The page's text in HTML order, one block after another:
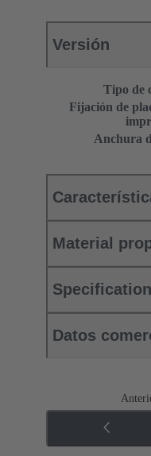
Versión
Tipo de
Fijación de
Anchura
Material
Datos